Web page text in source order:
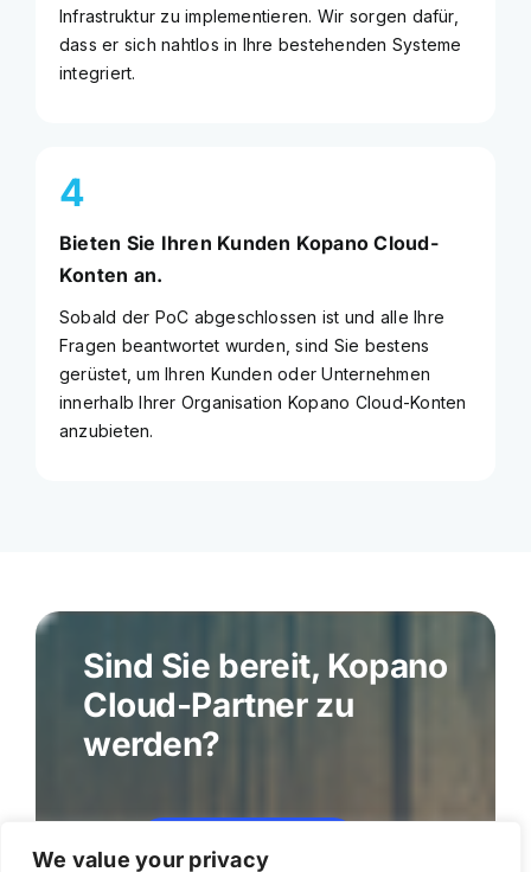
We value your privacy
Infrastruktur zu implementieren. Wir sorgen dafür,
dass er sich nahtlos in Ihre bestehenden Systeme
integriert.
4
Bieten Sie Ihren Kunden Kopano Cloud-
Konten an.
Sobald der PoC abgeschlossen ist und alle Ihre
Fragen beantwortet wurden, sind Sie bestens
gerüstet, um Ihren Kunden oder Unternehmen
innerhalb Ihrer Organisation Kopano Cloud-Konten
anzubieten.
Sind Sie bereit, Kopano
Cloud-Partner zu
werden?